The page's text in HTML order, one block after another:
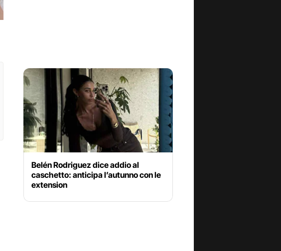
Belén Rodriguez dice addio al
caschetto: anticipa l’autunno con le
extension